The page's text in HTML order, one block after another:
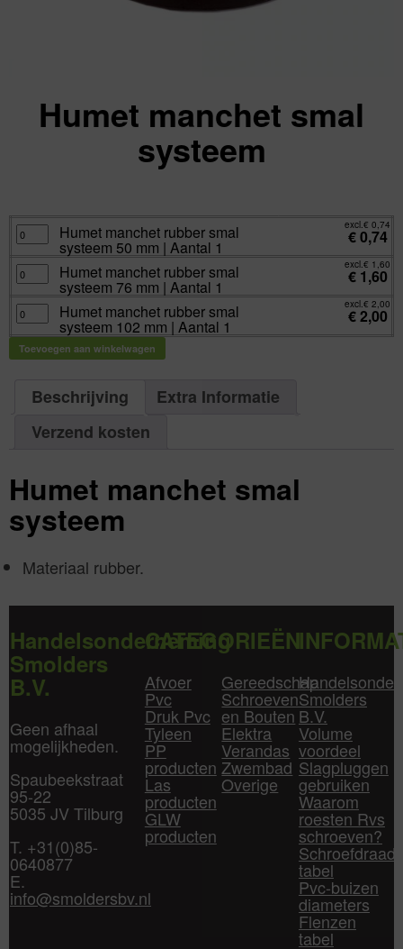
Humet manchet smal
systeem
Humet
manchet
rubber
systeem
50
mm
Aantal
1
aantal
Humet manchet rubber smal
systeem 50 mm | Aantal 1
excl.€ 0,74
€0,74
Humet
manchet
rubber
systeem
76
mm
|
Aantal
1
Humet manchet rubber smal
systeem 76 mm | Aantal 1
excl.€ 1,60
€ 1,60
Humet
manchet
rubber
smal
systeem
102
aantal
Humet manchet rubber smal
systeem 102 mm | Aantal 1
excl.€ 2,00
€2,00
Toevoegen aan winkelwagen
Beschrijving
Extra Informatie
Verzend kosten
Humet manchet smal
systeem
Materiaal rubber.
Handelsonderneming
Smolders
B.V.
Geen afhaal
mogelijkheden.
Spaubeekstraat
95-22
5035 JV Tilburg
T. +31(0)85-
0640877
E.
info@smoldersbv.nl
CATEGORIEËN
Afvoer
Pvc
Druk Pvc
Tyleen
PP
producten
Las
producten
GLW
producten
Gereedschap
Schroeven
en Bouten
Elektra
Verandas
Zwembad
Overige
Smolders
B.V.
Volume
voordeel
Slagpluggen
gebruiken
Waarom
roesten Rvs
schroeven?
Schroefdraad
tabel
Pvc-buizen
diameters
Flenzen
tabel